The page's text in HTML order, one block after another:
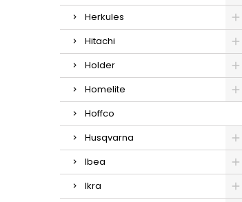
Herkules
Hitachi
Holder
Homelite
Hoffco
Husqvarna
Ibea
Ikra